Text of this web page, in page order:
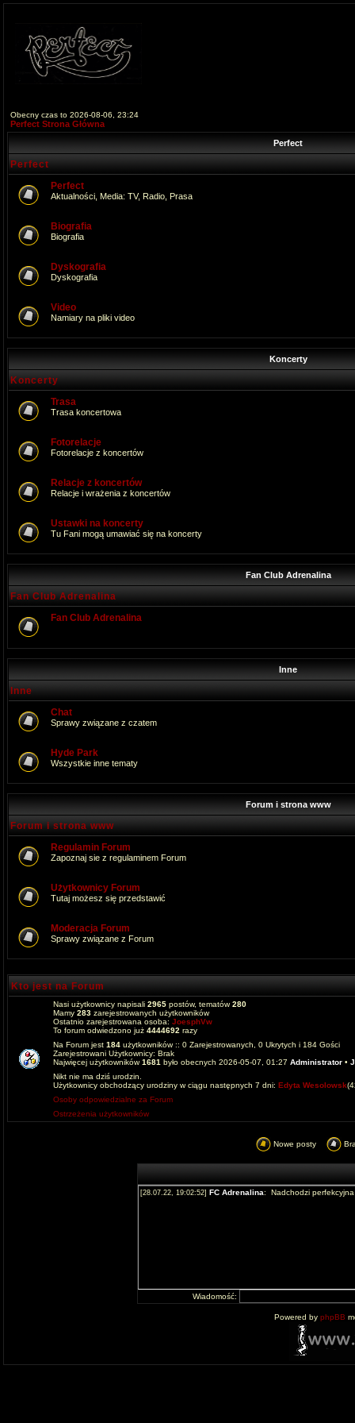
Obecny czas to 2026-08-06, 23:24
Perfect Strona Główna
Perfect
Perfect
Perfect
Aktualności, Media: TV, Radio, Prasa
Biografia
Biografia
Dyskografia
Dyskografia
Video
Namiary na pliki video
Koncerty
Koncerty
Trasa
Trasa koncertowa
Fotorelacje
Fotorelacje z koncertów
Relacje z koncertów
Relacje i wrażenia z koncertów
Ustawki na koncerty
Tu Fani mogą umawiać się na koncerty
Fan Club Adrenalina
Fan Club Adrenalina
Fan Club Adrenalina
Inne
Inne
Chat
Sprawy związane z czatem
Hyde Park
Wszystkie inne tematy
Forum i strona www
Forum i strona www
Regulamin Forum
Zapoznaj sie z regulaminem Forum
Użytkownicy Forum
Tutaj możesz się przedstawić
Moderacja Forum
Sprawy związane z Forum
Kto jest na Forum
Nasi użytkownicy napisali 2965 postów, tematów280
Mamy 283 zarejestrowanych użytkowników
Ostatnio zarejestrowana osoba: JoesphVw
To forum odwiedzono już 4444692 razy
Na Forum jest 184 użytkowników :: 0 Zarejestrowanych, 0 Ukrytych i 184 Gości
Zarejestrowani Użytkownicy: Brak
Najwięcej użytkowników1681 było obecnych 2026-05-07, 01:27 Administrator •
Nikt nie ma dziś urodzin.
Użytkownicy obchodzący urodziny w ciągu następnych 7 dni: Edyta Wesolowsk
Osoby odpowiedzialne za Forum
Ostrzeżenia użytkowników
Nowe posty
Wiadomość:
Powered by phpBB